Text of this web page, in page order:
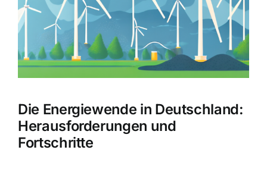
Die Energiewende in Deutschland:
Herausforderungen und
Fortschritte